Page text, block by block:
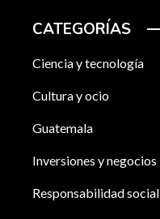
CATEGORÍAS
Ciencia y tecnología
Cultura y ocio
Guatemala
Inversiones y negocios
Responsabilidad social